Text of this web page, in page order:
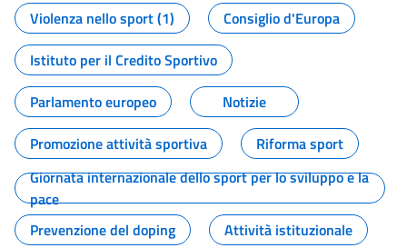
Violenza nello sport (1)
Consiglio d'Europa
Istituto per il Credito Sportivo
Parlamento europeo
Notizie
Promozione attività sportiva
Riforma sport
Giornata internazionale dello sport per lo sviluppo e la
pace
Prevenzione del doping
Attività istituzionale